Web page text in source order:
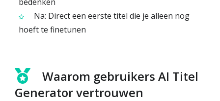
Na: Direct een eerste titel die je alleen nog
hoeft te finetunen
Waarom gebruikers AI Titel
Generator vertrouwen